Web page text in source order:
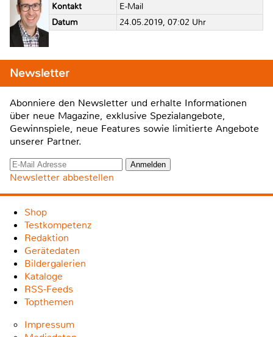
Kontakt
E-Mail
Datum
24.05.2019, 07:02 Uhr
Newsletter
Abonniere den Newsletter und erhalte Informationen
über neue Magazine, exklusive Spezialangebote,
Gewinnspiele, neue Features sowie limitierte Angebote
unserer Partner.
Newsletter abbestellen
Shop
Testkompetenz
Redaktion
Gerätedaten
Bildergalerien
Kataloge
RSS-Feeds
Topthemen
Impressum